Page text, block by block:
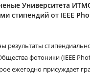
Университета
стипендий от IEEE
результаты
фотоники (IEEE
ежегодно присуждает